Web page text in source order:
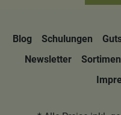
Blog Schulungen
Newsletter